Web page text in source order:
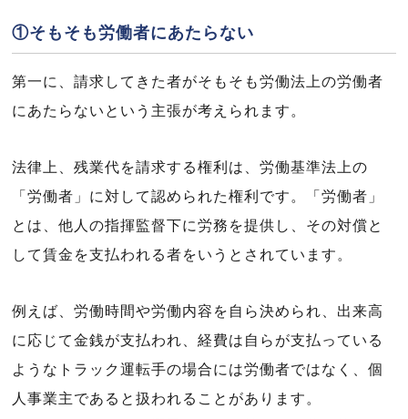
①そもそも労働者にあたらない
第一に、請求してきた者がそもそも労働法上の労働者
にあたらないという主張が考えられます。
法律上、残業代を請求する権利は、労働基準法上の
「労働者」に対して認められた権利です。「労働者」
とは、他人の指揮監督下に労務を提供し、その対償と
して賃金を支払われる者をいうとされています。
例えば、労働時間や労働内容を自ら決められ、出来高
に応じて金銭が支払われ、経費は自らが支払っている
ようなトラック運転手の場合には労働者ではなく、個
人事業主であると扱われることがあります。